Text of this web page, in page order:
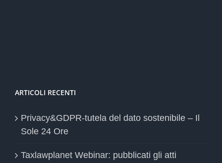
ARTICOLI RECENTI
Privacy&GDPR-tutela del dato sostenibile – Il
Sole 24 Ore
Taxlawplanet Webinar: pubblicati gli atti